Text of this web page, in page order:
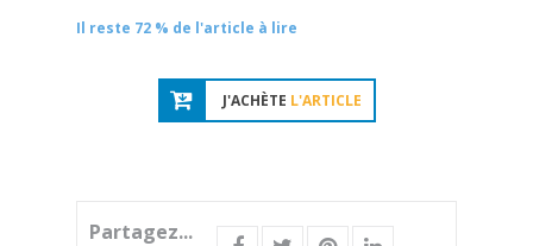
Il reste 72 % de l'article à lire
J'ACHÈTE L'ARTICLE
Partagez...